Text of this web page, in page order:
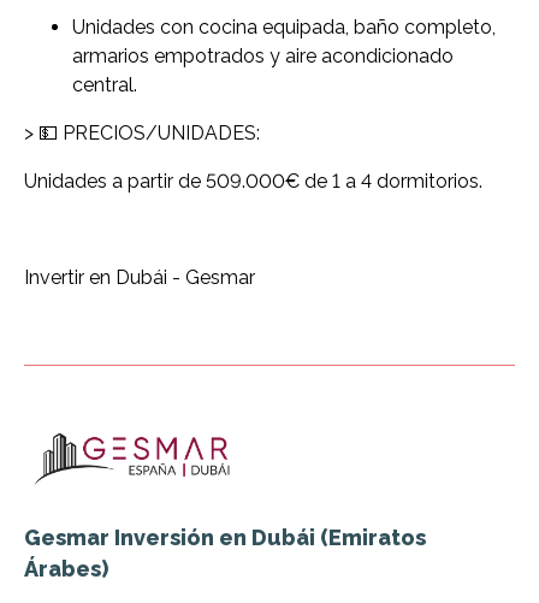
Unidades con cocina equipada, baño completo,
armarios empotrados y aire acondicionado
central.
> 💵 PRECIOS/UNIDADES:
Unidades a partir de 509.000€ de 1 a 4 dormitorios.
Invertir en Dubái - Gesmar
Gesmar Inversión en Dubái (Emiratos
Árabes)